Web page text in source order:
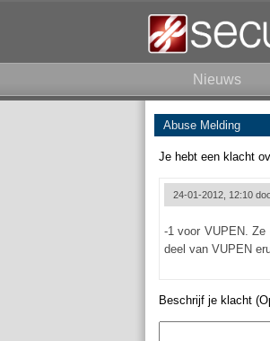
Nieuws
Abuse Melding
Je hebt een klacht
24-01-2012, 12:10
-1 voor VUPEN. Ze
deel van VUPEN
Beschrijf je klacht